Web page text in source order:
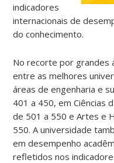
indicadores
internacionais de
do conhecimento.
No recorte por grandes
entre as melhores
áreas de engenharia e
401 a 450, em Ciências
de 501 a 550 e Artes e
550.A universidade
em desempenho
refletidos nos